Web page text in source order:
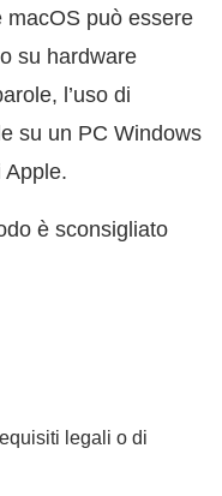
macOS può essere
su hardware
l’uso di
su un PC Windows
Apple.
è sconsigliato
legali o di